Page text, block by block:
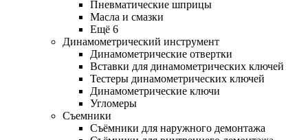
Пневматические шприцы
Масла и смазки
Ещё 6
Динамометрический инструмент
Динамометрические отвертки
Вставки для динамометрических ключей
Тестеры динамометрических ключей
Динамометрические ключи
Угломеры
Съемники
Съёмники для наружного демонтажа